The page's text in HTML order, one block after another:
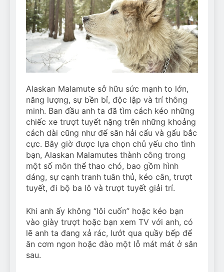
Alaskan Malamute sở hữu sức mạnh to lớn,
năng lượng, sự bền bỉ, độc lập và trí thông
minh. Ban đầu anh ta đã tìm cách kéo những
chiếc xe trượt tuyết nặng trên những khoảng
cách dài cũng như để săn hải cẩu và gấu bắc
cực. Bây giờ được lựa chọn chủ yếu cho tình
bạn, Alaskan Malamutes thành công trong
một số môn thể thao chó, bao gồm hình
dáng, sự cạnh tranh tuân thủ, kéo cân, trượt
tuyết, đi bộ ba lô và trượt tuyết giải trí.
Khi anh ấy không “lôi cuốn” hoặc kéo bạn
vào giày trượt hoặc bạn xem TV với anh, có
lẽ anh ta đang xả rác, lướt qua quầy bếp để
ăn cơm ngon hoặc đào một lỗ mát mát ở sân
sau.